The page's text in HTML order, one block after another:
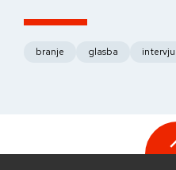
branje glasba intervju